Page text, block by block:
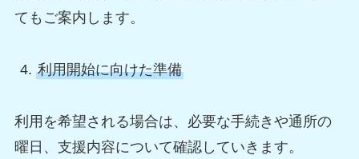
てもご案内します。
利用開始に向けた準備
利用を希望される場合は、必要な手続きや通所の
曜日、支援内容について確認していきます。